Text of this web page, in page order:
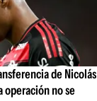
de Nicolás
operación no se